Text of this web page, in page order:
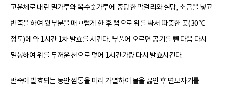
고운체로 내린 밀가루와 옥수숫가루에 중탕한 막걸리와 설탕, 소금을 넣고
반죽을 하여 윗부분을 매끄럽게 한 후 랩으로 위를 싸서 따뜻한 곳(30℃
정도)에 약 1시간 1차 발효를 시킨다. 부풀어 오르면 공기를 뺀 다음 다시
밀봉하여 위를 두꺼운 천으로 덮어 1시간가량 다시 발효시킨다.
반죽이 발효되는 동안 찜통을 미리 가열하여 물을 끓인 후 면보자기를